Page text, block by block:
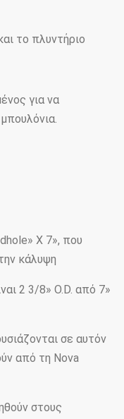
το πλυντήριο
για να
Χ 7», που
κάλυψη
2 3/8» O.D. από 7»
σε αυτόν
από τη Nova
στους